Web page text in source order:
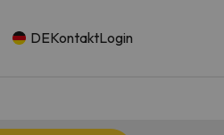
DEKontaktLogin